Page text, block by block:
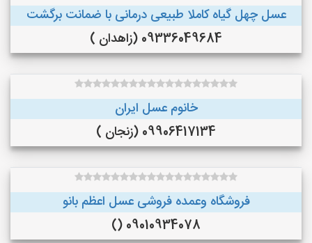
عسل چهل گیاه کاملا طبیعی درمانی با ضمانت برگشت
09336049684 (زاهدان )
خانوم عسل ایران
09906417134 (زنجان )
فروشگاه وعمده فروشی عسل اعظم بانو
09010934078 ()